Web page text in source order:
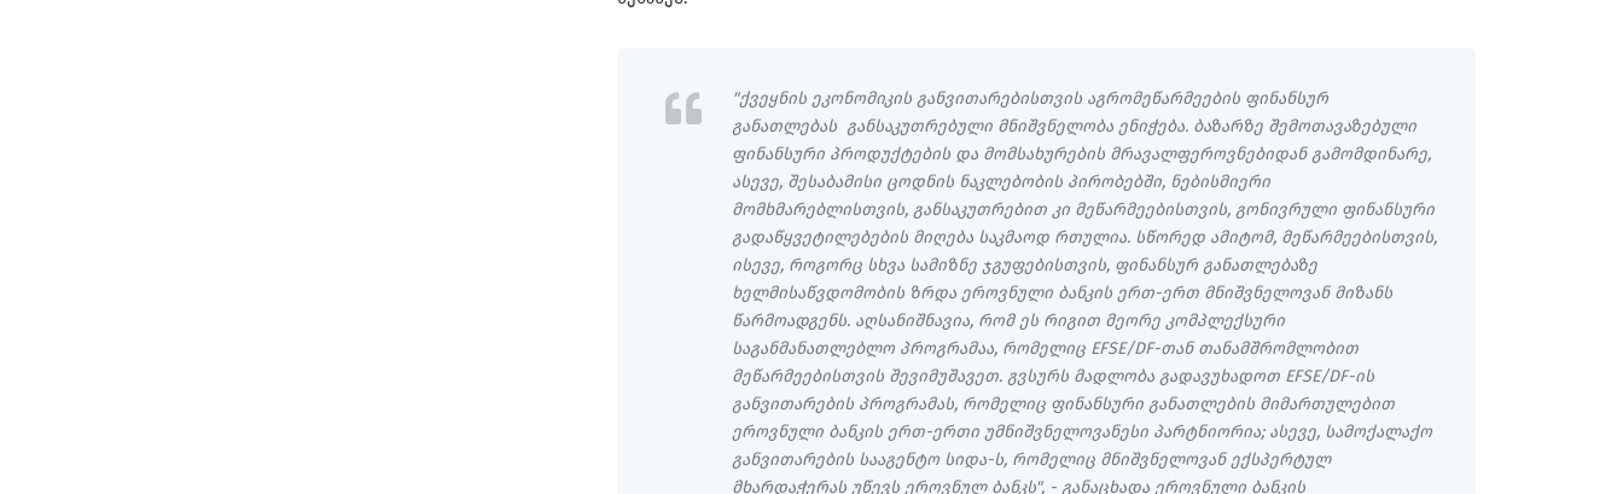
"ქვეყნის ეკონომიკის განვითარებისთვის აგრომეწარმეების ფინანსურ
განათლებას განსაკუთრებული მნიშვნელობა ენიჭება. ბაზარზე შემოთავაზებული
ფინანსური პროდუქტების და მომსახურების მრავალფეროვნებიდან გამომდინარე,
ასევე, შესაბამისი ცოდნის ნაკლებობის პირობებში, ნებისმიერი
მომხმარებლისთვის, განსაკუთრებით კი მეწარმეებისთვის, გონივრული ფინანსური
გადაწყვეტილებების მიღება საკმაოდ რთულია. სწორედ ამიტომ, მეწარმეებისთვის,
ისევე, როგორც სხვა სამიზნე ჯგუფებისთვის, ფინანსურ განათლებაზე
ხელმისაწვდომობის ზრდა ეროვნული ბანკის ერთ-ერთ მნიშვნელოვან მიზანს
წარმოადგენს. აღსანიშნავია, რომ ეს რიგით მეორე კომპლექსური
საგანმანათლებლო პროგრამაა, რომელიც EFSE/DF-თან თანამშრომლობით
მეწარმეებისთვის შევიმუშავეთ. გვსურს მადლობა გადავუხადოთ EFSE/DF-ის
განვითარების პროგრამას, რომელიც ფინანსური განათლების მიმართულებით
ეროვნული ბანკის ერთ-ერთი უმნიშვნელოვანესი პარტნიორია; ასევე, სამოქალაქო
განვითარების სააგენტო სიდა-ს, რომელიც მნიშვნელოვან ექსპერტულ
მხარდაჭერას უწევს ეროვნულ ბანკს", - განაცხადა ეროვნული ბანკის